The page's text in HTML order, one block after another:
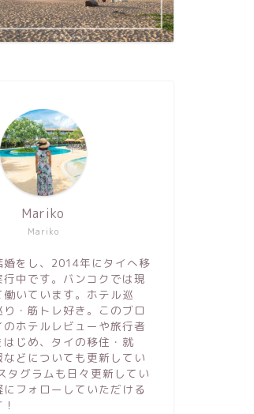
Mariko
Mariko
婚をし、2014年にタイへ移
中です。バンコクでは現
いています。ホテル巡
り・筋トレ好き。このブロ
ホテルレビューや旅行者
はじめ、タイの移住・就
どについても更新してい
タグラムも日々更新してい
にフォローしていただける